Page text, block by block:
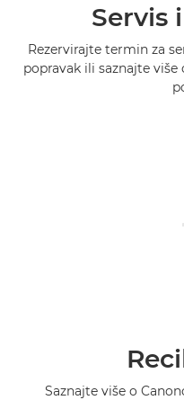
Servis
Rezervirajte termin za
popravak ili saznajte
Saznajte više o